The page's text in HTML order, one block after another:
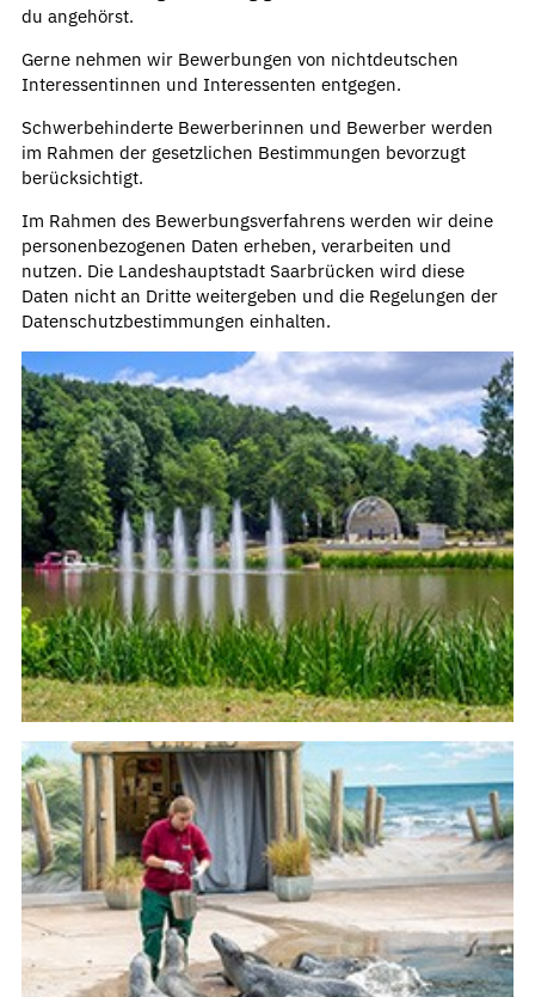
du angehörst.
Gerne nehmen wir Bewerbungen von nichtdeutschen
Interessentinnen und Interessenten entgegen.
Schwerbehinderte Bewerberinnen und Bewerber werden
im Rahmen der gesetzlichen Bestimmungen bevorzugt
berücksichtigt.
Im Rahmen des Bewerbungsverfahrens werden wir deine
personenbezogenen Daten erheben, verarbeiten und
nutzen. Die Landeshauptstadt Saarbrücken wird diese
Daten nicht an Dritte weitergeben und die Regelungen der
Datenschutzbestimmungen einhalten.